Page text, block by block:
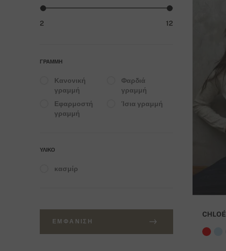
2 12
ΓΡΑΜΜΉ
Κανονική
γραμμή
Φαρδιά
γραμμή
Εφαρμοστή
γραμμή
Ίσια γραμμή
ΥΛΙΚΌ
κασμίρ
ΕΜΦΆΝΙΣΗ
CHLOÉ